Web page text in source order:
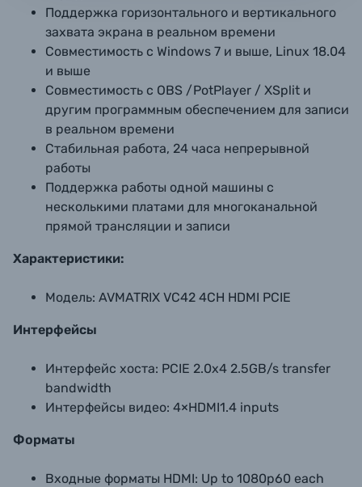
Поддержка горизонтального и вертикального
захвата экрана в реальном времени
Совместимость с Windows 7 и выше, Linux 18.04
и выше
Совместимость с OBS /PotPlayer / XSplit и
другим программным обеспечением для записи
в реальном времени
Стабильная работа, 24 часа непрерывной
работы
Поддержка работы одной машины с
несколькими платами для многоканальной
прямой трансляции и записи
Характеристики:
Модель: AVMATRIX VC42 4CH HDMI PCIE
Интерфейсы
Интерфейс хоста: PCIE 2.0x4 2.5GB/s transfer
bandwidth
Интерфейсы видео: 4×HDMI1.4 inputs
Форматы
Входные форматы HDMI: Up to 1080p60 each